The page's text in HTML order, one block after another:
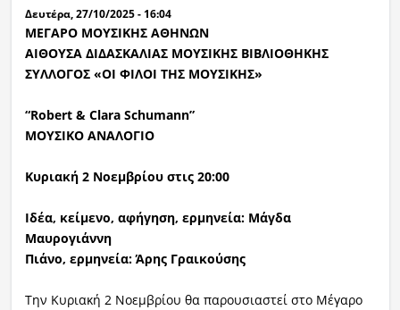
Δευτέρα, 27/10/2025 - 16:04
ΜΕΓΑΡΟ ΜΟΥΣΙΚΗΣ ΑΘΗΝΩΝ
ΑΙΘΟΥΣΑ ΔΙΔΑΣΚΑΛΙΑΣ ΜΟΥΣΙΚΗΣ ΒΙΒΛΙΟΘΗΚΗΣ
ΣΥΛΛΟΓΟΣ «ΟΙ ΦΙΛΟΙ ΤΗΣ ΜΟΥΣΙΚΗΣ»
“Robert & Clara Schumann”
ΜΟΥΣΙΚΟ ΑΝΑΛΟΓΙΟ
Κυριακή 2 Νοεμβρίου στις 20:00
Ιδέα, κείμενο, αφήγηση, ερμηνεία: Μάγδα
Μαυρογιάννη
Πιάνο, ερμηνεία: Άρης Γραικούσης
Την Κυριακή 2 Νοεμβρίου θα παρουσιαστεί στο Μέγαρο